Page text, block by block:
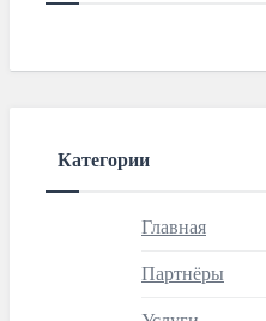
Категории
Главная
Партнёры